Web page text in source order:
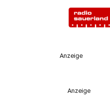
Anzeige
Anzeige